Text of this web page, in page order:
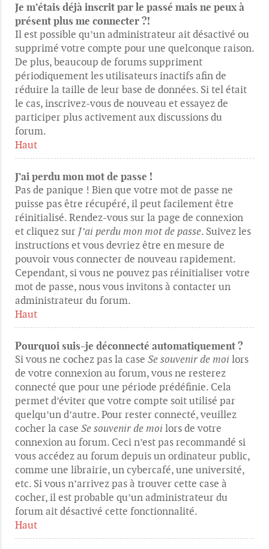
Je m’étais déjà inscrit par le passé mais ne peux à
présent plus me connecter ?!
Il est possible qu’un administrateur ait désactivé ou
supprimé votre compte pour une quelconque raison.
De plus, beaucoup de forums suppriment
périodiquement les utilisateurs inactifs afin de
réduire la taille de leur base de données. Si tel était
le cas, inscrivez-vous de nouveau et essayez de
participer plus activement aux discussions du
forum.
Haut
J’ai perdu mon mot de passe !
Pas de panique ! Bien que votre mot de passe ne
puisse pas être récupéré, il peut facilement être
réinitialisé. Rendez-vous sur la page de connexion
et cliquez sur J’ai perdu mon mot de passe. Suivez les
instructions et vous devriez être en mesure de
pouvoir vous connecter de nouveau rapidement.
Cependant, si vous ne pouvez pas réinitialiser votre
mot de passe, nous vous invitons à contacter un
administrateur du forum.
Haut
Pourquoi suis-je déconnecté automatiquement ?
Si vous ne cochez pas la case Se souvenir de moilors
de votre connexion au forum, vous ne resterez
connecté que pour une période prédéfinie. Cela
permet d’éviter que votre compte soit utilisé par
quelqu’un d’autre. Pour rester connecté, veuillez
cocher la case Se souvenir de moilors de votre
connexion au forum. Ceci n’est pas recommandé si
vous accédez au forum depuis un ordinateur public,
comme une librairie, un cybercafé, une université,
etc. Si vous n’arrivez pas à trouver cette case à
cocher, il est probable qu’un administrateur du
forum ait désactivé cette fonctionnalité.
Haut